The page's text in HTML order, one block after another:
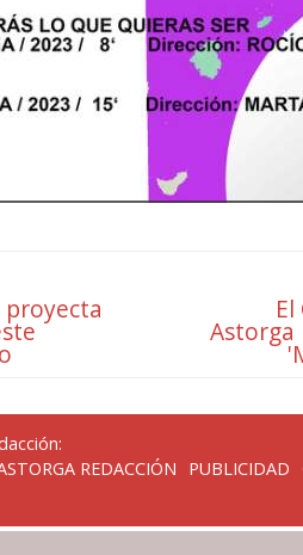
proyecta
Astorga
REDACCIÓN PUBLICIDAD